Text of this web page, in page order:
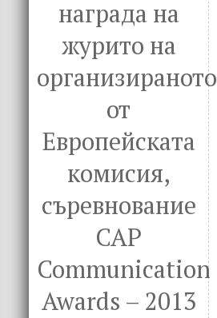
награда на
журито на
организираното
от
Европейската
комисия,
съревнование
CAP
Communication
Awards – 2013